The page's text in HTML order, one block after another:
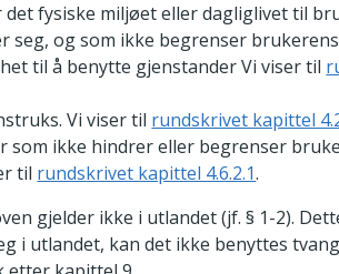
fysiske miljøet eller dagliglivet til
seg, og som ikke begrenser
til å benytte gjenstander Vi viser til
Vi viser til rundskrivet kapittel
som ikke hindrer eller begrenser
til rundskrivet kapittel 4.6.2.1.
gjelder ikke i utlandet (jf. § 1-2).
i utlandet, kan det ikke benyttes